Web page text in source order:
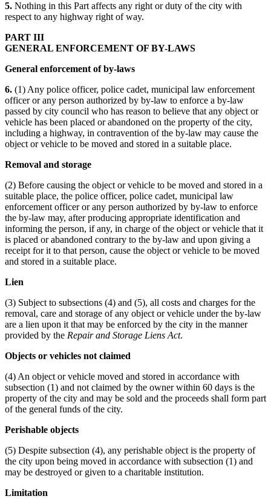
5. Nothing in this Part affects any right or duty of the city with
respect to any highway right of way.
PART III
GENERAL ENFORCEMENT OF BY-LAWS
General enforcement of by-laws
6. (1) Any police officer, police cadet, municipal law enforcement
officer or any person authorized by by-law to enforce a by-law
passed by city council who has reason to believe that any object or
vehicle has been placed or abandoned on the property of the city,
including a highway, in contravention of the by-law may cause the
object or vehicle to be moved and stored in a suitable place.
Removal and storage
(2) Before causing the object or vehicle to be moved and stored in a
suitable place, the police officer, police cadet, municipal law
enforcement officer or any person authorized by by-law to enforce
the by-law may, after producing appropriate identification and
informing the person, if any, in charge of the object or vehicle that it
is placed or abandoned contrary to the by-law and upon giving a
receipt for it to that person, cause the object or vehicle to be moved
and stored in a suitable place.
Lien
(3) Subject to subsections (4) and (5), all costs and charges for the
removal, care and storage of any object or vehicle under the by-law
are a lien upon it that may be enforced by the city in the manner
provided by the Repair and Storage Liens Act.
Objects or vehicles not claimed
(4) An object or vehicle moved and stored in accordance with
subsection (1) and not claimed by the owner within 60 days is the
property of the city and may be sold and the proceeds shall form part
of the general funds of the city.
Perishable objects
(5) Despite subsection (4), any perishable object is the property of
the city upon being moved in accordance with subsection (1) and
may be destroyed or given to a charitable institution.
Limitation